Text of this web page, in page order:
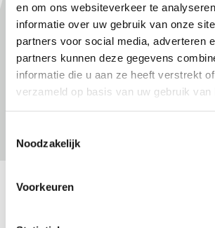
en om ons websiteverkeer te
informatie over uw gebruik van onze
partners voor social media, adverteren
partners kunnen deze gegevens
informatie die u aan ze heeft verstrekt
verzameld op basis van uw gebruik van
Noodzakelijk
Voorkeuren
Net als de Peuter4daagse is de
Kleuter4daagse in Limburg al
een succes. Op een
maken de kleuters kennis met
door middel van wandelen.
dit het positieve gevoel ten
Avond4daagse die de kleuters
leeftijd mee kunnen lopen.
Heel Nederland
KWbN wil graag haar expertise